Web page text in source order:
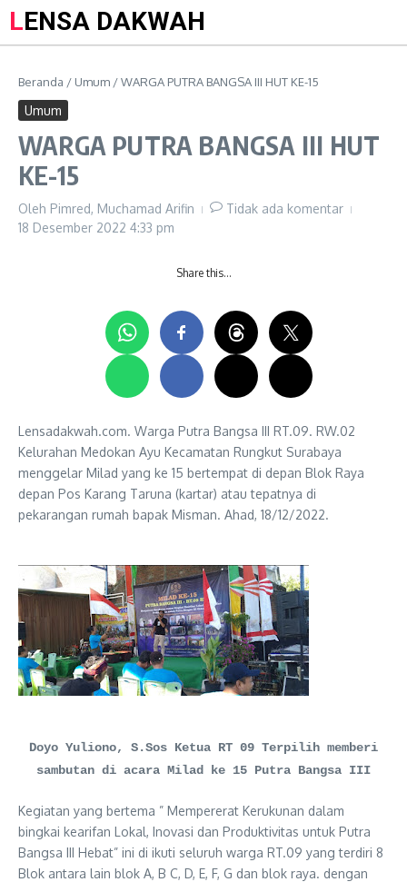
LENSA DAKWAH
Beranda / Umum /WARGA PUTRA BANGSA III HUT KE-15
Umum
WARGA PUTRA BANGSA III HUT
KE-15
Oleh Pimred, Muchamad Arifin
Tidak ada komentar
18 Desember 2022 4:33 pm
Share this…
Lensadakwah.com. Warga Putra Bangsa III RT.09. RW.02
Kelurahan Medokan Ayu Kecamatan Rungkut Surabaya
menggelar Milad yang ke 15 bertempat di depan Blok Raya
depan Pos Karang Taruna (kartar) atau tepatnya di
pekarangan rumah bapak Misman. Ahad, 18/12/2022.
Doyo Yuliono, S.Sos Ketua RT 09 Terpilih memberi
sambutan di acara Milad ke 15 Putra Bangsa III
Kegiatan yang bertema ” Mempererat Kerukunan dalam
bingkai kearifan Lokal, Inovasi dan Produktivitas untuk Putra
Bangsa III Hebat” ini di ikuti seluruh warga RT.09 yang terdiri 8
Blok antara lain blok A, B C, D, E, F, G dan blok raya. dengan